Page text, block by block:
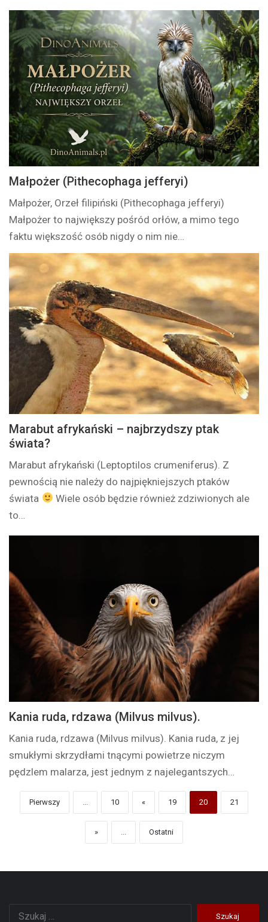
Małpożer (Pithecophaga jefferyi)
Małpożer, Orzeł filipiński (Pithecophaga jefferyi)
Małpożer to największy pośród orłów, a mimo tego
faktu większość osób nigdy o nim nie…
Marabut afrykański – najbrzydszy ptak
świata?
Marabut afrykański (Leptoptilos crumeniferus). Z
pewnością nie należy do najpiękniejszych ptaków
świata
Wiele osób będzie również zdziwionych ale
to…
Kania ruda, rdzawa (Milvus milvus).
Kania ruda, rdzawa (Milvus milvus). Kania ruda, z jej
smukłymi skrzydłami tnącymi powietrze niczym
pędzlem malarza, jest jednym z najelegantszych…
Pierwszy ... 10 « 19 20 21
» ... Ostatni